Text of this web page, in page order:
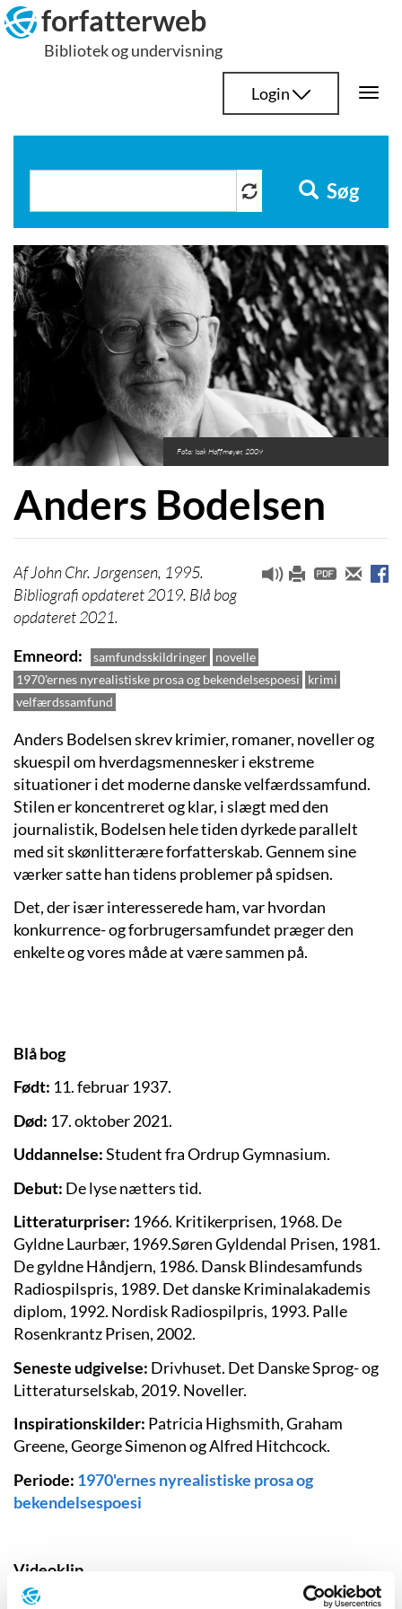
Hop
til
indhold
forfatterweb
Bibliotek og undervisning
Login
Søg
Foto: Isak Hoffmeyer, 2009
Anders Bodelsen
John Chr. Jørgensen, 1995.
Bibliografi opdateret 2019. Blå bog
opdateret 2021.
Emneord
samfundsskildringer novelle
1970'ernes nyrealistiske prosa og bekendelsespoesi
krimi
velfærdssamfund
Anders Bodelsen skrev krimier, romaner, noveller og
skuespil om hverdagsmennesker i ekstreme
situationer i det moderne danske velfærdssamfund.
Stilen er koncentreret og klar, i slægt med den
journalistik, Bodelsen hele tiden dyrkede parallelt
med sit skønlitterære forfatterskab. Gennem sine
værker satte han tidens problemer på spidsen.
Det, der især interesserede ham, var hvordan
konkurrence- og forbrugersamfundet præger den
enkelte og vores måde at være sammen på.
Blå bog
Født: 11. februar 1937.
Død: 17. oktober 2021.
Uddannelse:Student fra Ordrup Gymnasium.
Debut: De lyse nætters tid.
Litteraturpriser: 1966. Kritikerprisen, 1968. De
Gyldne Laurbær, 1969.Søren Gyldendal Prisen, 1981.
De gyldne Håndjern, 1986. Dansk Blindesamfunds
Radiospilspris, 1989. Det danske Kriminalakademis
diplom, 1992. Nordisk Radiospilpris, 1993. Palle
Rosenkrantz Prisen, 2002.
Seneste udgivelse: Drivhuset. Det Danske Sprog- og
Litteraturselskab, 2019. Noveller.
Inspirationskilder: Patricia Highsmith, Graham
Greene, George Simenon og Alfred Hitchcock.
Periode: 1970'ernes nyrealistiske prosa og
bekendelsespoesi
Videoklip
Baglænsblik på tresserne. DR TV 1975. Anders